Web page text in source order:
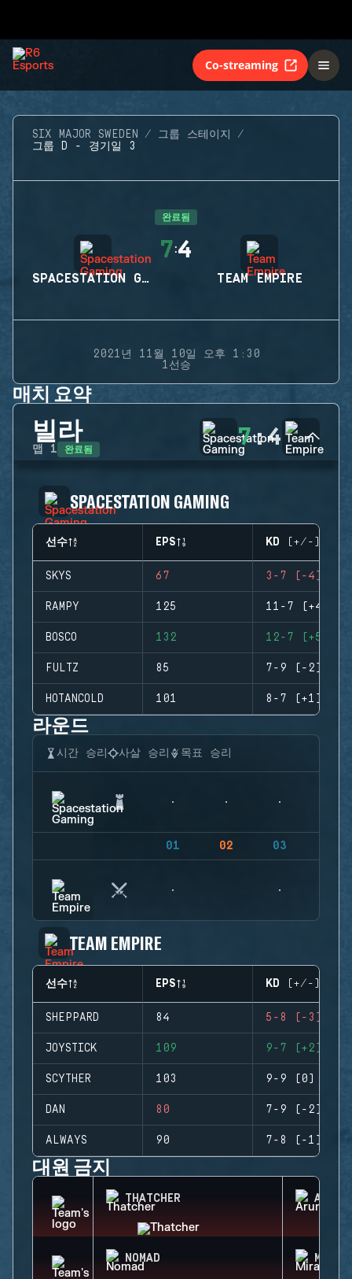
Co-streaming
SIX MAJOR SWEDEN
그룹 스테이지
그룹 D - 경기일 3
완료됨
SPACESTATION GAMING
7:4
TEAM EMPIRE
2021년 11월 10일 오후 1:30
1선승
매치 요약
빌라
맵 1 완료됨 7:4
SPACESTATION GAMING
선수 EPS KD (+/-)
SKYS 67 3-7 (-4)
RAMPY 125 11-7 (+4)
BOSCO 132 12-7 (+5)
FULTZ 85 7-9 (-2)
HOTANCOLD 101 8-7 (+1)
라운드
시간 승리 사살 승리 목표 승리
01 02 03
TEAM EMPIRE
선수 EPS KD (+/-)
SHEPPARD 84 5-8 (-3)
JOYSTICK 109 9-7 (+2)
SCYTHER 103 9-9 (0)
DAN 80 7-9 (-2)
ALWAYS 90 7-8 (-1)
대원 금지
THATCHER ARUNI
NOMAD MIRA